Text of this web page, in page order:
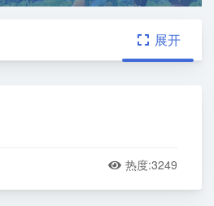
 展开
 热度:3249